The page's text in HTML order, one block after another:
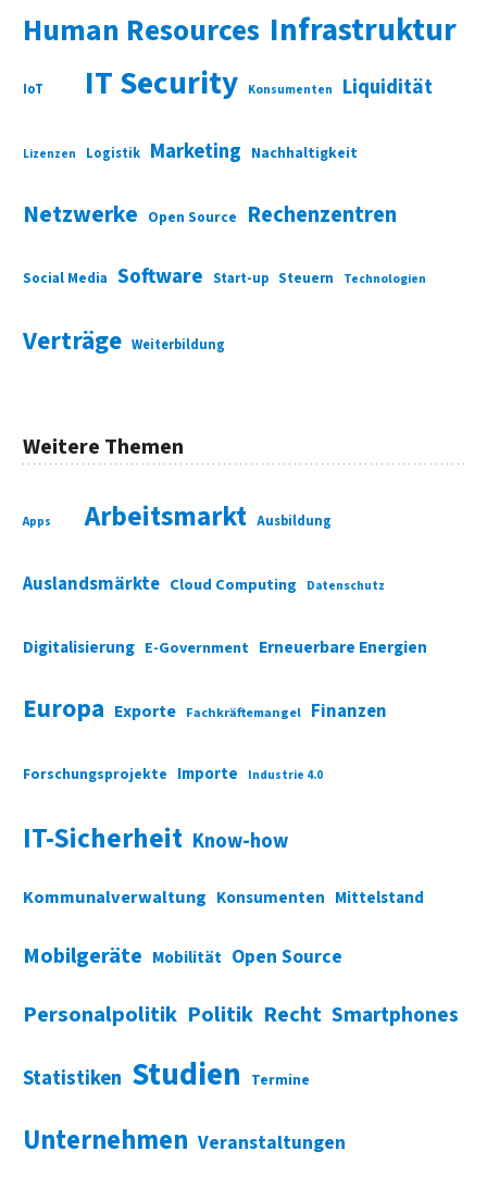
Human Resources Infrastruktur
IoT IT Security Konsumenten Liquidität
Lizenzen Logistik Marketing Nachhaltigkeit
Netzwerke Open Source Rechenzentren
Social Media Software Start-up Steuern Technologien
Verträge Weiterbildung
Weitere Themen
Apps Arbeitsmarkt Ausbildung
Auslandsmärkte Cloud Computing Datenschutz
Digitalisierung E-Government Erneuerbare Energien
Europa Exporte Fachkräftemangel Finanzen
Forschungsprojekte Importe Industrie 4.0
IT-Sicherheit Know-how
Kommunalverwaltung Konsumenten Mittelstand
Mobilgeräte Mobilität Open Source
Personalpolitik Politik Recht Smartphones
Statistiken Studien Termine
Unternehmen Veranstaltungen